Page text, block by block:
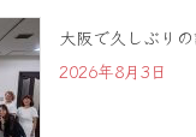
大阪で久しぶり
2026年8月3日